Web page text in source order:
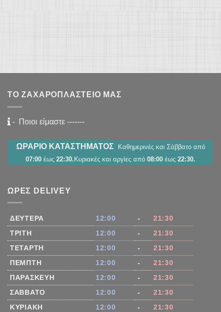
ΤΟ ΖΑΧΑΡΟΠΛΑΣΤΕΊΟ ΜΑΣ
- Ποιοι είμαστε -------
ΩΡΑΡΙΟ ΚΑΤΑΣΤΗΜΑΤΟΣ
Καθημερινές και Σάββατο από
07:00 έως 22:30.Κυριακές και αργίες από 08:00 έως 22:30.
ΏΡΕΣ DELIVEY
ΔΕΥΤΈΡΑ 12:00 -
21:30
ΤΡΊΤΗ
12:00 -
21:30
ΤΕΤΆΡΤΗ
12:00 -
21:30
ΠΈΜΠΤΗ
12:00 -
21:30
ΠΑΡΑΣΚΕΥΉ
12:00 -
21:30
ΣΆΒΒΑΤΟ
12:00 -
21:30
ΚΥΡΙΑΚΉ
12:00 - 21:30